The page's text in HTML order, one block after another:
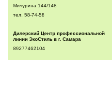
Мичурина 144/148
тел. 58-74-58
Дилерский Центр профессиональной
линии ЭкоСтиль в г. Самара
89277462104